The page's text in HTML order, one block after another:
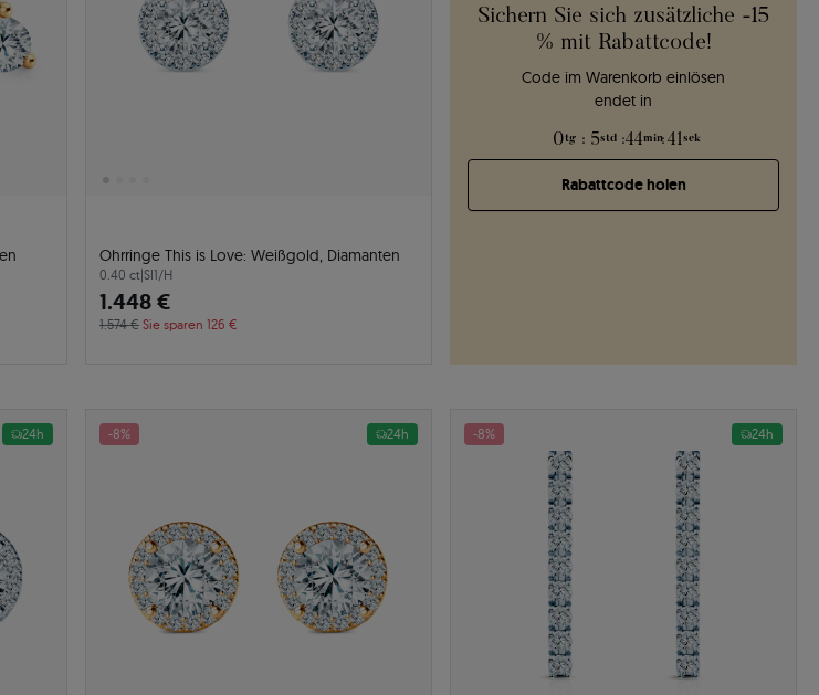
Sichern Sie sich zusätzliche -15
% mit Rabattcode!
Code im Warenkorb einlösen
endet in
0 tg : 5std :44min:40sek
Rabattcode holen
Ohrringe This is Love: Weißgold, Diamanten
0.40 ct|SI1/H
1.448 €
1.574 € Sie sparen 126 €
24h -8% 24h -8% 24h